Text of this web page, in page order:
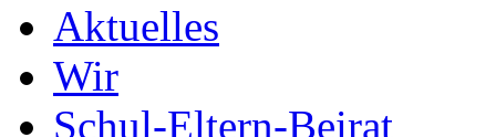
Aktuelles
Wir
Schul-Eltern-Beirat